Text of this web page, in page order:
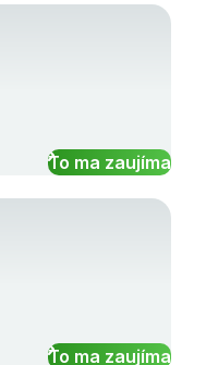
To ma zaujíma
To ma zaujíma